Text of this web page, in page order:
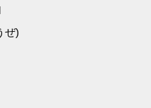
ぜ)